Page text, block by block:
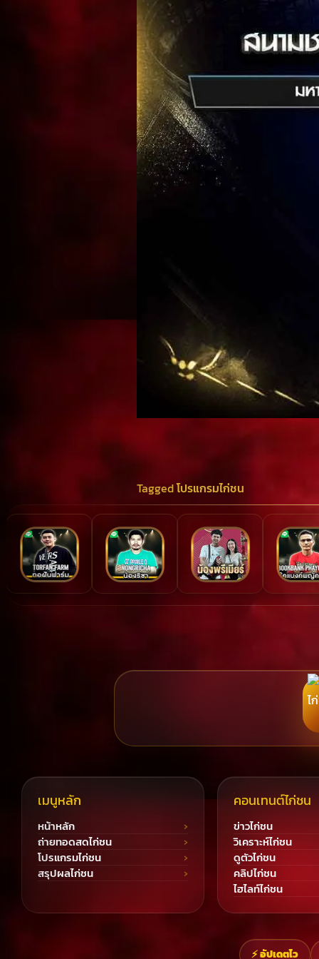
Taggedโปรแกรมไก่ชน
เมนูหลัก
หน้าหลัก
ถ่ายทอดสดไก่ชน
โปรแกรมไก่ชน
สรุปผลไก่ชน
คอนเทนต์ไก่ชน
ข่าวไก่ชน
วิเคราะห์ไก่ชน
ดูตัวไก่ชน
คลิปไก่ชน
ไฮไลท์ไก่ชน
⚡ อัปเดตไว